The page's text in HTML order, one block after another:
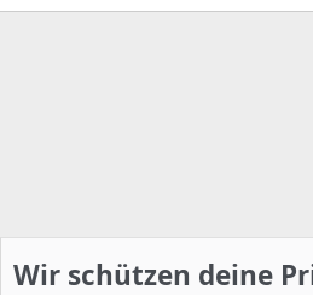
Wir schützen deine